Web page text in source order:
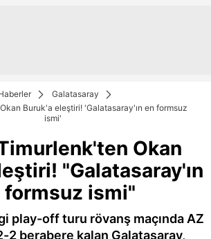
Galatasaray
Buruk'a eleştiri! 'Galatasaray'ın en formsuz
ismi'
Okan
"Galatasaray'ın
formsuz ismi"
play-off turu rövanş maçında AZ
2 berabere kalan Galatasaray,